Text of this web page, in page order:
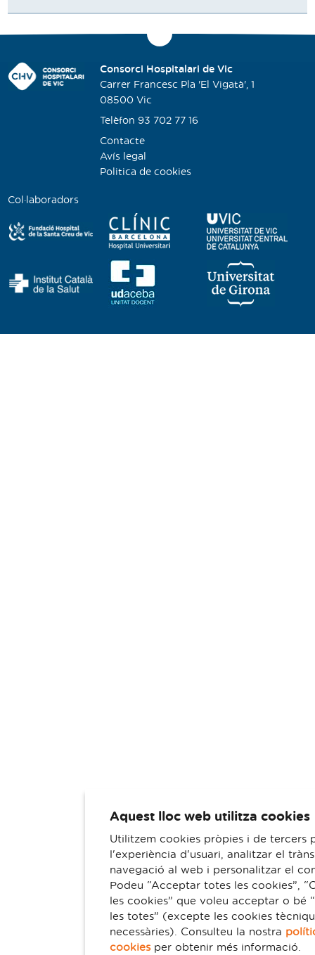
Consorci Hospitalari de Vic
Carrer Francesc Pla 'El Vigatà', 1
08500 Vic
Telèfon 93 702 77 16
Contacte
Avís legal
Politica de cookies
Col·laboradors
Aquest lloc web utilitza cookies
Utilitzem cookies pròpies i de tercers
l'experiència d'usuari, analitzar el
navegació al web i personalitzar el
Podeu “Acceptar totes les cookies”,
les cookies” que voleu acceptar o bé
les totes” (excepte les cookies
necessàries). Consulteu la nostra
cookiesper obtenir més informació.